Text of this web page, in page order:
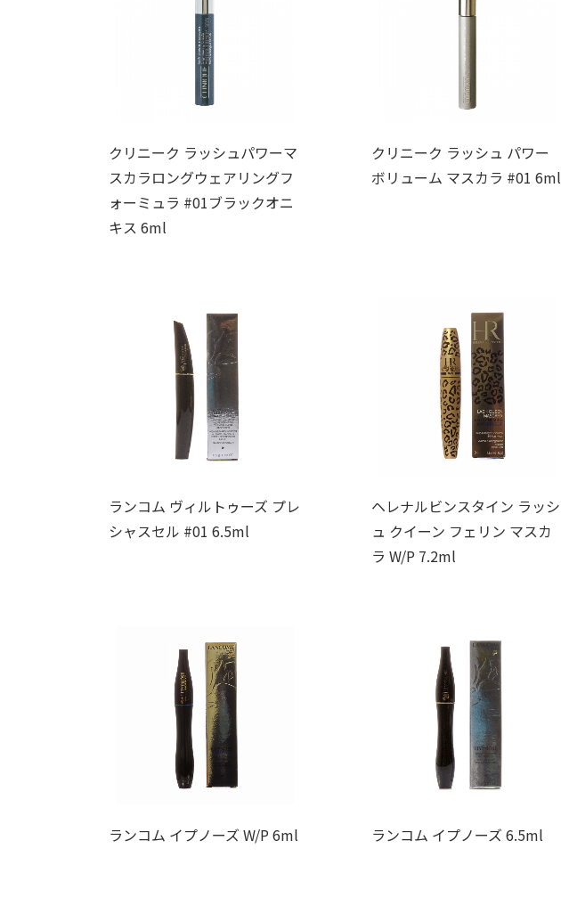
クリニーク ラッシュパワーマ
スカラロングウェアリングフ
ォーミュラ #01ブラックオニ
キス 6ml
クリニーク ラッシュ パワー
ボリューム マスカラ #01 6ml
ランコム ヴィルトゥーズ プレ
シャスセル #01 6.5ml
ヘレナルビンスタイン ラッシ
ュ クイーン フェリン マスカ
ラ W/P 7.2ml
ランコム イプノーズ W/P 6ml ランコム イプノーズ 6.5ml